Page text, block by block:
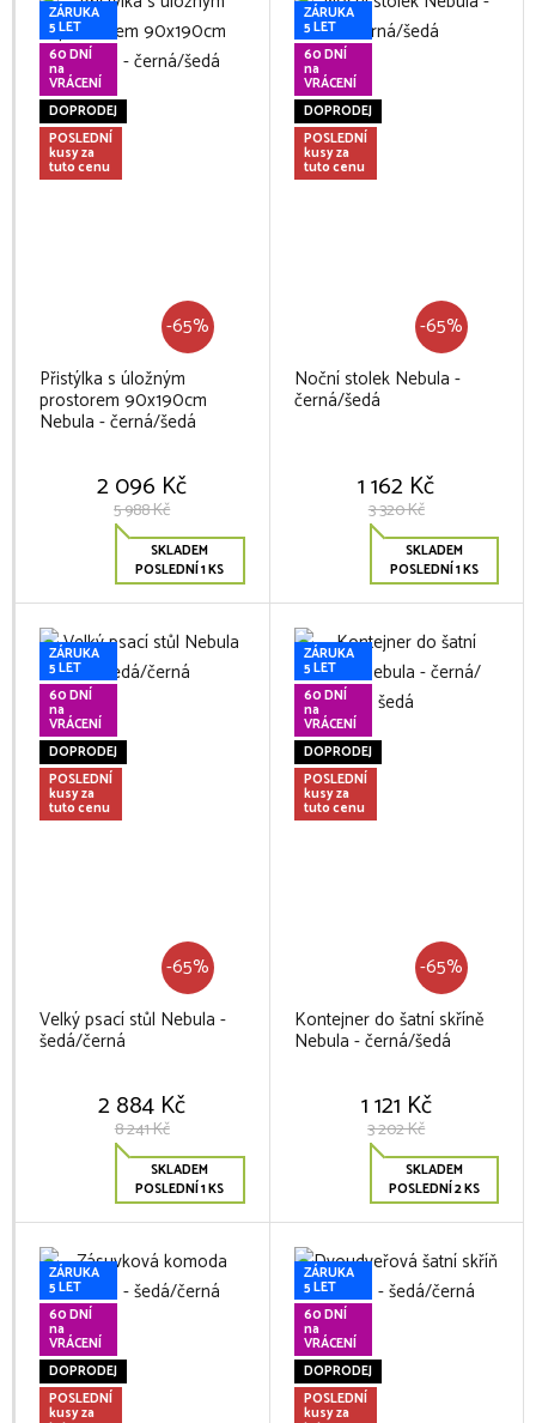
ZÁRUKA
5 LET
60 DNÍ
na
VRÁCENÍ
DOPRODEJ
POSLEDNÍ
kusy za
tuto cenu
-65%
Přistýlka s úložným
prostorem 90x190cm
Nebula - černá/šedá
2 096 Kč
5 988 Kč
SKLADEM
POSLEDNÍ 1 KS
ZÁRUKA
5 LET
60 DNÍ
na
VRÁCENÍ
DOPRODEJ
POSLEDNÍ
kusy za
tuto cenu
-65%
Noční stolek Nebula -
černá/šedá
1 162 Kč
3 320 Kč
SKLADEM
POSLEDNÍ 1 KS
ZÁRUKA
5 LET
60 DNÍ
na
VRÁCENÍ
DOPRODEJ
POSLEDNÍ
kusy za
tuto cenu
-65%
Velký psací stůl Nebula -
šedá/černá
2 884 Kč
8 241 Kč
SKLADEM
POSLEDNÍ 1 KS
ZÁRUKA
5 LET
60 DNÍ
na
VRÁCENÍ
DOPRODEJ
POSLEDNÍ
kusy za
tuto cenu
-65%
Kontejner do šatní skříně
Nebula - černá/šedá
1 121 Kč
3 202 Kč
SKLADEM
POSLEDNÍ 2 KS
ZÁRUKA
5 LET
60 DNÍ
na
VRÁCENÍ
DOPRODEJ
POSLEDNÍ
kusy za
ZÁRUKA
5 LET
60 DNÍ
na
VRÁCENÍ
DOPRODEJ
POSLEDNÍ
kusy za